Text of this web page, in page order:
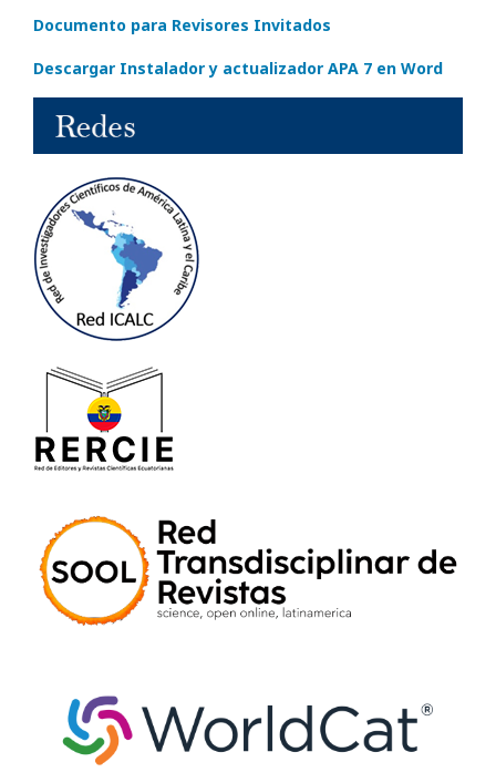
Documento para Revisores Invitados
Descargar Instalador y actualizador APA 7 en Word